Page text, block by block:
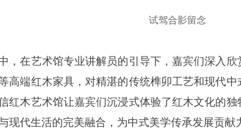
试驾合影留念
，在艺术馆专业讲解员的引导下，嘉宾们深入
高端红木家具，对精湛的传统榫卯工艺和现代中
红木艺术馆让嘉宾们沉浸式体验了红木文化的
现代生活的完美融合，为中式美学传承发展贡献